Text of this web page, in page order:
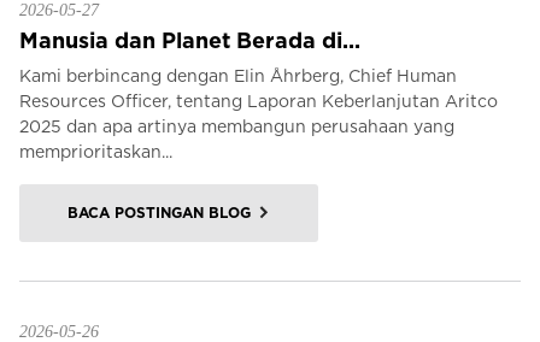
2026-05-27
Manusia dan Planet Berada di...
Kami berbincang dengan Elin Åhrberg, Chief Human
Resources Officer, tentang Laporan Keberlanjutan Aritco
2025 dan apa artinya membangun perusahaan yang
memprioritaskan...
BACA POSTINGAN BLOG
2026-05-26